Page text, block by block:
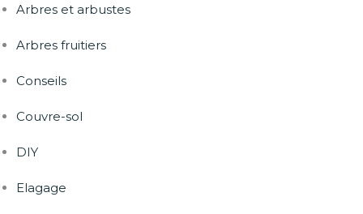
Arbres et arbustes
Arbres fruitiers
Conseils
Couvre-sol
DIY
Elagage